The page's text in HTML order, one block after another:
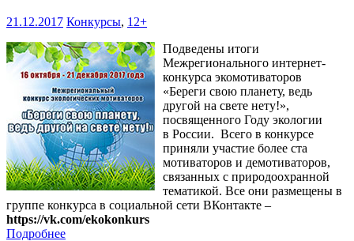
21.12.2017 Конкурсы, 12+
Подведены итоги
Межрегионального интернет-
конкурса экомотиваторов
«Береги свою планету, ведь
другой на свете нету!»,
посвященного Году экологии
в России. Всего в конкурсе
приняли участие более ста
мотиваторов и демотиваторов,
связанных с природоохранной
тематикой. Все они размещены в
группе конкурса в социальной сети ВКонтакте –
https://vk.com/ekokonkurs
Подробнее